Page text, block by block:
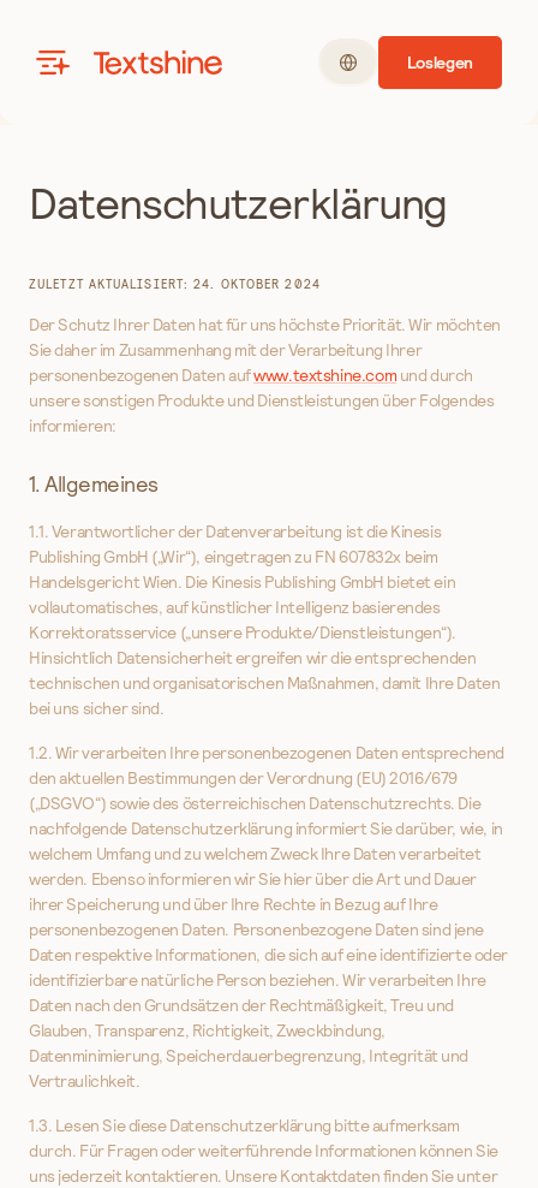
Textshine Loslegen
Datenschutzerklärung
ZULETZT AKTUALISIERT: 24. OKTOBER 2024
Der Schutz Ihrer Daten hat für uns höchste Priorität. Wir möchten
Sie daher im Zusammenhang mit der Verarbeitung Ihrer
personenbezogenen Daten aufwww.textshine.com und durch
unsere sonstigen Produkte und Dienstleistungen über Folgendes
informieren:
1. Allgemeines
1.1. Verantwortlicher der Datenverarbeitung ist die Kinesis
Publishing GmbH („Wir“), eingetragen zu FN 607832x beim
Handelsgericht Wien. Die Kinesis Publishing GmbH bietet ein
vollautomatisches, auf künstlicher Intelligenz basierendes
Korrektoratsservice („unsere Produkte/Dienstleistungen“).
Hinsichtlich Datensicherheit ergreifen wir die entsprechenden
technischen und organisatorischen Maßnahmen, damit Ihre Daten
bei uns sicher sind.
1.2. Wir verarbeiten Ihre personenbezogenen Daten entsprechend
den aktuellen Bestimmungen der Verordnung (EU) 2016/679
(„DSGVO“) sowie des österreichischen Datenschutzrechts. Die
nachfolgende Datenschutzerklärung informiert Sie darüber, wie, in
welchem Umfang und zu welchem Zweck Ihre Daten verarbeitet
werden. Ebenso informieren wir Sie hier über die Art und Dauer
ihrer Speicherung und über Ihre Rechte in Bezug auf Ihre
personenbezogenen Daten. Personenbezogene Daten sind jene
Daten respektive Informationen, die sich auf eine identifizierte oder
identifizierbare natürliche Person beziehen. Wir verarbeiten Ihre
Daten nach den Grundsätzen der Rechtmäßigkeit, Treu und
Glauben, Transparenz, Richtigkeit, Zweckbindung,
Datenminimierung, Speicherdauerbegrenzung, Integrität und
Vertraulichkeit.
1.3. Lesen Sie diese Datenschutzerklärung bitte aufmerksam
durch. Für Fragen oder weiterführende Informationen können Sie
uns jederzeit kontaktieren. Unsere Kontaktdaten finden Sie unter